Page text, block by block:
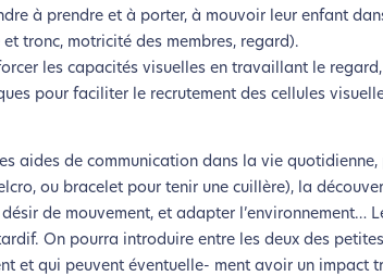
Si vous aussi vous souhaitez diminuer
dans son Mode Eco. Celui-ci sollicitera très
à prendre et à porter, à mouvoir leur enfant
tronc, motricité des membres, regard).
les capacités visuelles en travaillant le
pour faciliter le recrutement des cellules
aides de communication dans la vie
ou bracelet pour tenir une cuillère), la
de mouvement, et adapter l’environnement…
On pourra introduire entre les deux des
et qui peuvent éventuelle- ment avoir un impact